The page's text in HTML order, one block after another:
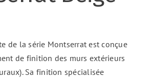
de la série Montserrat est conçue
de finition des murs extérieurs
Sa finition spécialisée